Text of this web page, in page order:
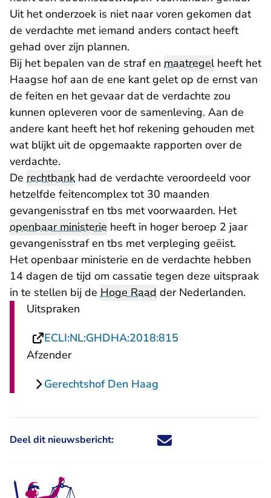
Uit het onderzoek is niet naar voren gekomen dat
de verdachte met iemand anders contact heeft
gehad over zijn plannen.
Bij het bepalen van de straf en maatregelheeft het
Haagse hof aan de ene kant gelet op de ernst van
de feiten en het gevaar dat de verdachte zou
kunnen opleveren voor de samenleving. Aan de
andere kant heeft het hof rekening gehouden met
wat blijkt uit de opgemaakte rapporten over de
verdachte.
De rechtbank had de verdachte veroordeeld voor
hetzelfde feitencomplex tot 30 maanden
gevangenisstraf en tbs met voorwaarden. Het
openbaar ministerie heeft in hoger beroep 2 jaar
gevangenisstraf en tbs met verpleging geëist.
Het openbaar ministerie en de verdachte hebben
14 dagen de tijd om cassatie tegen deze uitspraak
in te stellen bij de Hoge Raad der Nederlanden.
Uitspraken
ECLI:NL:GHDHA:2018:815
Afzender
Gerechtshof Den Haag
Deel dit nieuwsbericht: Deel dit nieuwsbericht via X -
Deel dit nieuwsbericht via
Deel dit nieuwsbericht
Deel dit